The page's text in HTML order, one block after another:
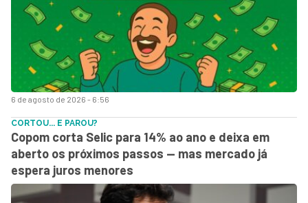
6 de agosto de 2026 - 6:56
CORTOU... E PAROU?
Copom corta Selic para 14% ao ano e deixa em
aberto os próximos passos — mas mercado já
espera juros menores